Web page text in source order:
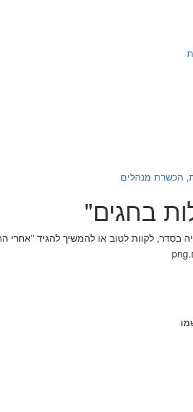
הכשרת מנהלים
בחגים"
לקוות לטוב או להמשיך להגיד "אחרי